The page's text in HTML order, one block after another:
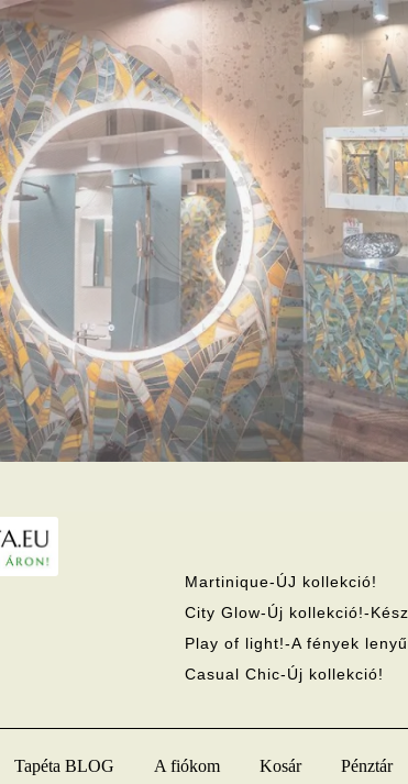
Martinique-ÚJ kollekció!
City Glow-Új kollekció!-
Play of light!-A fények
Casual Chic-Új kollekció!
Tapéta BLOG A fiókom Kosár Pénztár